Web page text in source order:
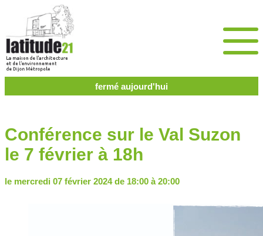
fermé aujourd'hui
Conférence sur le Val Suzon
le 7 février à 18h
le mercredi 07 février 2024 de 18:00 à 20:00